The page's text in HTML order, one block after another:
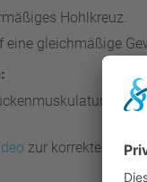
Hohlkreuz.
eine gleichmäßige
zur korrekten